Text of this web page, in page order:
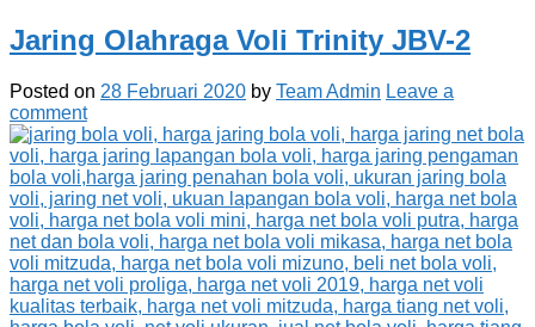
Jaring Olahraga Voli Trinity JBV-2
Posted on 28 Februari 2020 by Team Admin Leave a
comment